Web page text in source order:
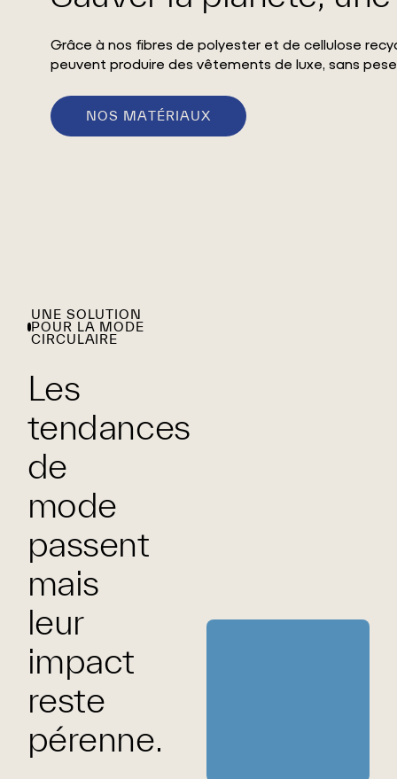
Grâce à nos fibres de polyester et de cellulose
peuvent produire des vêtements de luxe, sans
NOS MATÉRIAUX
UNE SOLUTION
POUR LA MODE
CIRCULAIRE
Les
tendances
de
mode
passent
mais
leur
impact
reste
pérenne.